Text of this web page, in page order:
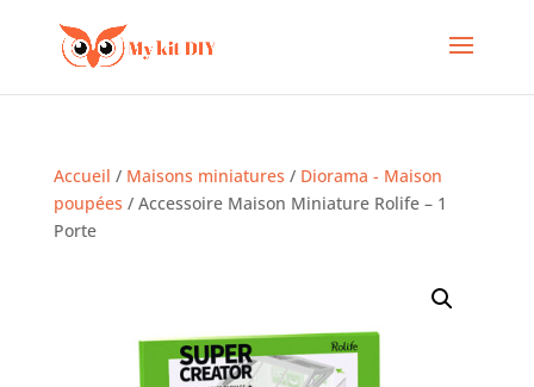
Accueil / Maisons miniatures / Diorama - Maison
poupées / Accessoire Maison Miniature Rolife – 1
Porte